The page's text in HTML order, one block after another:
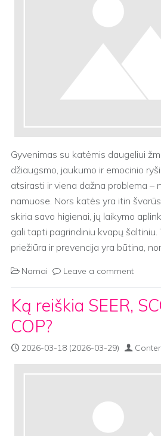
Gyvenimas su katėmis daugeliui
džiaugsmo, jaukumo ir emocinio
atsirasti ir viena dažna problema –
namuose. Nors katės yra itin
skiria savo higienai, jų laikymo
gali tapti pagrindiniu kvapų šaltiniu.
priežiūra ir prevencija yra būtina,
Namai Leave a comment
Ką reiškia SEER,
COP?
2026-03-18 (2026-03-29)